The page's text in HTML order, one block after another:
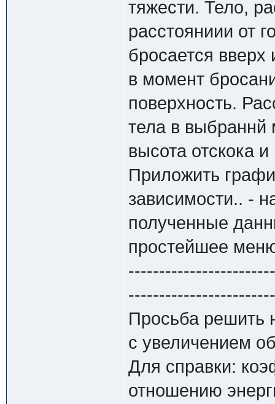
тяжести. Тело,
расстояниии от
бросается
в момент
поверхность.
тела в
высота отскока
Приложить
зависимости.. -
полученные
простейшее
Просьба решить
с увеличением
Для справки:
отношению